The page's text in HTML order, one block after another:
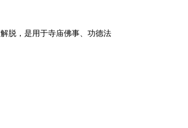
脱，是用于寺庙佛事、功德法